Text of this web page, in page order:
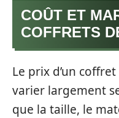
COÛT ET
COFFRETS
Le prix d’un
varier largement
que la taille, le